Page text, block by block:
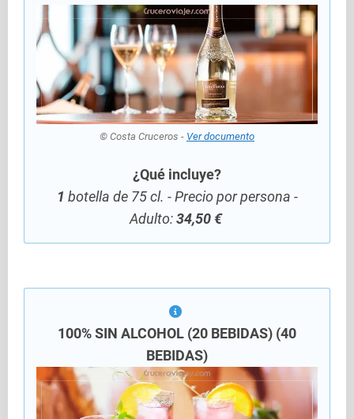
© Costa Cruceros - Ver documento
¿Qué incluye?
1 botella de 75 cl. - Precio por persona -
Adulto:34,50 €
100% SIN ALCOHOL (20 BEBIDAS) (40
BEBIDAS)